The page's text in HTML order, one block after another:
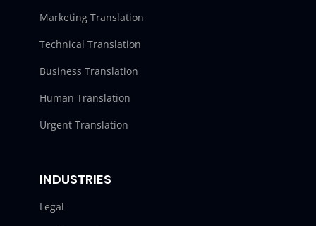
Marketing Translation
Technical Translation
Business Translation
Human Translation
Urgent Translation
INDUSTRIES
Legal